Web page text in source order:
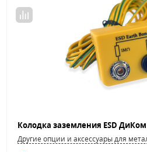
Колодка заземления ESD ДиКом
Другие опции и аксессуары для